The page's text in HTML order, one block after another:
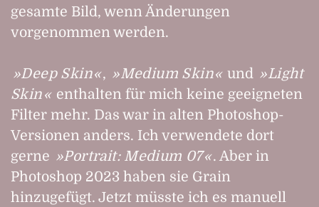
gesamte Bild, wenn Änderungen
vorgenommen werden.
Deep Skin , Medium Skin und
Light
Skin
enthalten für mich keine geeigneten
Filter mehr. Das war in alten Photoshop-
Versionen anders. Ich verwendete dort
gerne
Portrait: Medium 07
. Aber in
Photoshop 2023 haben sie Grain
hinzugefügt. Jetzt müsste ich es manuell